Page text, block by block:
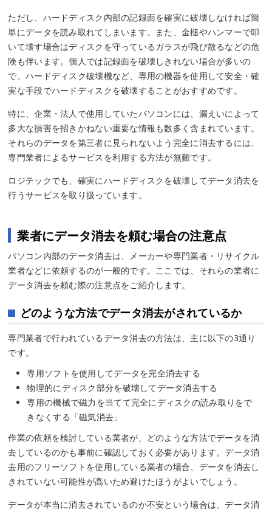
ただし、ハードディスク内部の記録面を確実に破壊しなければ簡
単にデータを読み取れてしまいます。また、金槌やハンマーで叩
いて壊す場合はディスクを守っているガラスが飛び散るなどの危
険も伴います。個人では記録面を破壊しきれない場合が多いの
で、ハードディスク破壊機など、専用の機器を使用して安全・確
実な手段でハードディスクを破壊することがおすすめです。
特に、企業・法人で使用していたパソコンには、漏えいによって
多大な損害を招きかねない重要な情報も数多く含まれています。
それらのデータを第三者に見られないよう完全に消去するには、
専門業者によるサービスを利用する方法が無難です。
ロジテックでも、確実にハードディスクを破壊してデータ消去を
行うサービスを取り扱っています。
業者にデータ消去を頼む場合の注意点
パソコン内部のデータ消去は、メーカーや専門業者・リサイクル
業者などに依頼するのが一般的です。ここでは、それらの業者に
データ消去を頼む際の注意点をご紹介します。
どのような方法でデータ消去がされているか
専門業者で行われているデータ消去の方法は、主に以下の3通り
です。
専用ソフトを使用してデータを完全消去する
物理的にディスク部分を破壊してデータ消去する
専用の機械で磁力を当てて完全にディスクの読み取りをで
きなくする「磁気消去」
作業の依頼を検討している業者が、どのような方法でデータを消
去しているのかも事前に確認しておく必要があります。データ消
去用のフリーソフトを使用している業者の場合、データを消去し
きれていない可能性が高いため避けたほうがよいでしょう。
データが本当に消去されているのか不安という場合は、データ消